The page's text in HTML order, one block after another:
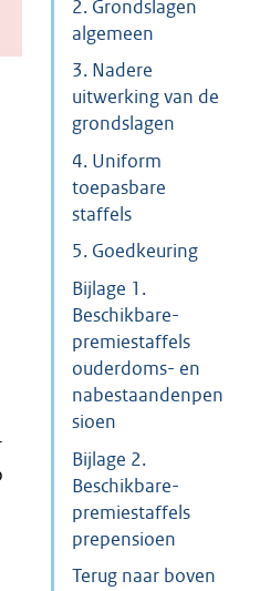
2. Grondslagen
algemeen
3. Nadere
uitwerking van de
grondslagen
4. Uniform
toepasbare
staffels
5. Goedkeuring
Bijlage 1.
Beschikbare-
premiestaffels
ouderdoms- en
nabestaandenpen
sioen
Bijlage 2.
Beschikbare-
premiestaffels
prepensioen
Terug naar boven